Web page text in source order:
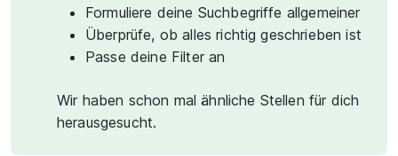
Formuliere deine Suchbegriffe allgemeiner
Überprüfe, ob alles richtig geschrieben ist
Passe deine Filter an
Wir haben schon mal ähnliche Stellen für dich
herausgesucht.